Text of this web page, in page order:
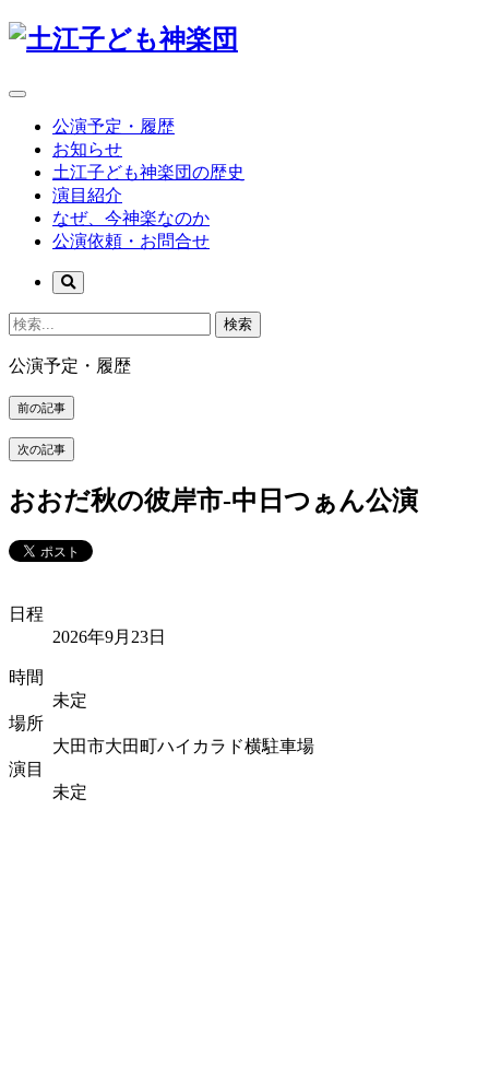
公演予定・履歴
お知らせ
土江子ども神楽団の歴史
演目紹介
なぜ、今神楽なのか
公演依頼・お問合せ
検索
公演予定・履歴
前の記事
次の記事
おおだ秋の彼岸市-中日つぁん公演
日程
2026年9月23日
時間
未定
場所
大田市大田町ハイカラド横駐車場
演目
未定